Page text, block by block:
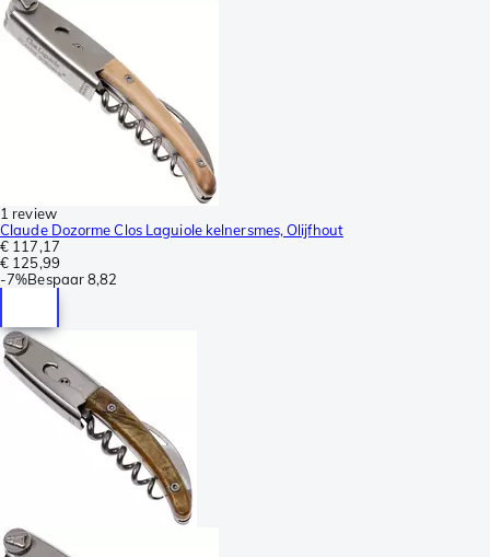
1 review
Claude Dozorme Clos Laguiole kelnersmes, Olijfhout
€ 117,17
€ 125,99
-7%Bespaar8,82